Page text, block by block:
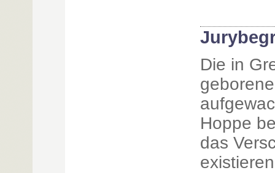
Die in
Hoppe
das